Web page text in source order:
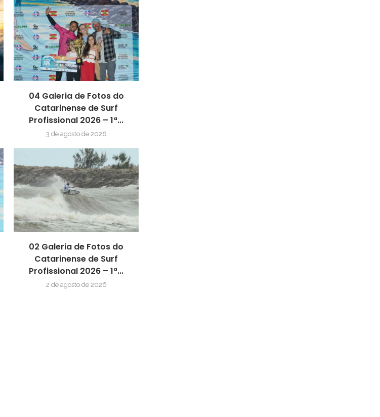
04 Galeria de Fotos do
Catarinense de Surf
Profissional 2026 – 1ª...
3 de agosto de 2026
02 Galeria de Fotos do
Catarinense de Surf
Profissional 2026 – 1ª...
2 de agosto de 2026